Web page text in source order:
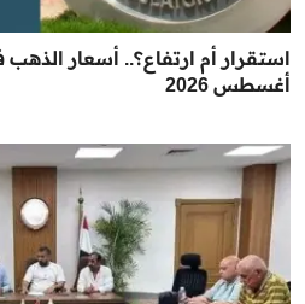
أغسطس 2026